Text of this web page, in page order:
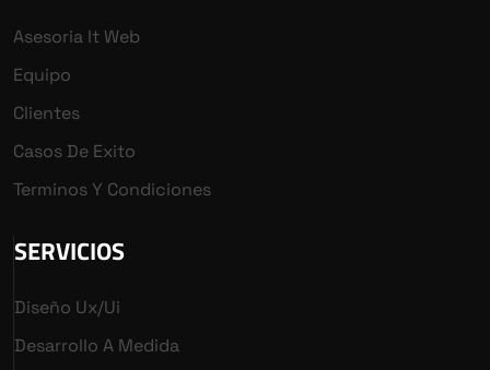
Asesoria It Web
Equipo
Clientes
Casos De Exito
Terminos Y Condiciones
SERVICIOS
Diseño Ux/ui
Desarrollo A Medida